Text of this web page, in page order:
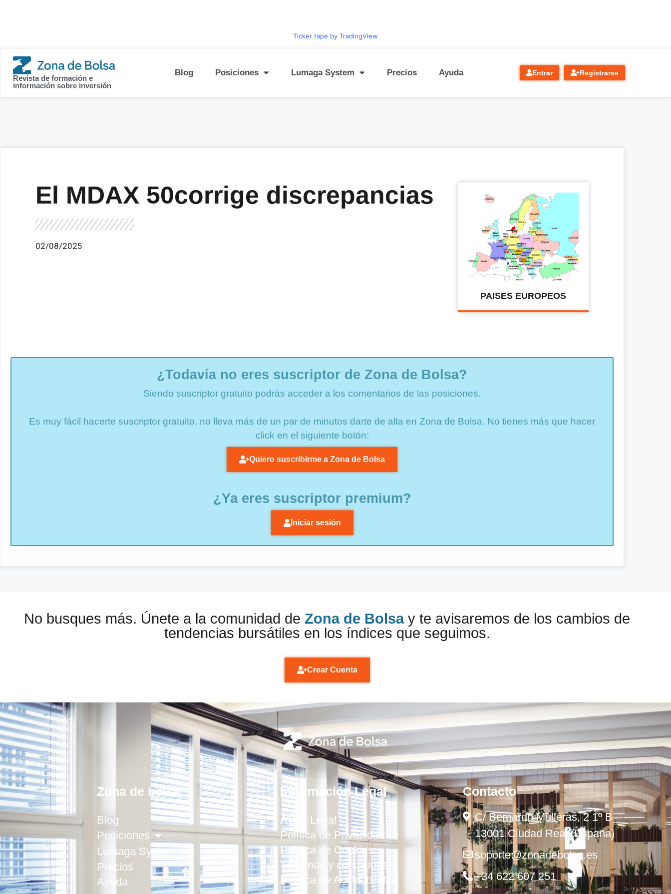
Ticker tape by TradingView
Revista de formación e
información sobre inversión
Blog Posiciones Lumaga System Precios Ayuda Entrar Registrarse
El MDAX 50corrige discrepancias
02/08/2025
PAISES EUROPEOS
¿Todavía no eres suscriptor de Zona de Bolsa?
Siendo suscriptor gratuito podrás acceder a los comentarios de las posiciones.
Es muy fácil hacerte suscriptor gratuito, no lleva más de un par de minutos darte de alta en Zona de Bolsa. No tienes más que hacer
click en el siguiente botón:
Quiero suscribirme a Zona de Bolsa
¿Ya eres suscriptor premium?
Iniciar sesión
No busques más. Únete a la comunidad de Zona de Bolsay te avisaremos de los cambios de
tendencias bursátiles en los índices que seguimos.
Crear Cuenta
Zona de bolsa
Blog
Posiciones
Lumaga System
Precios
Ayuda
Información Legal
Aviso Legal
Política de Privacidad
Política de Cookies
Términos y condiciones
Política de Accesibilidad
Contacto
C/ Bernardo Mulleras, 2 1º B
13001 Ciudad Real (España)
soporte@zonadebolsa.es
+34 622 607 251